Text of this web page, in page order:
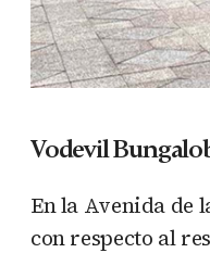
Vodevil
En la Avenida de
con respecto al